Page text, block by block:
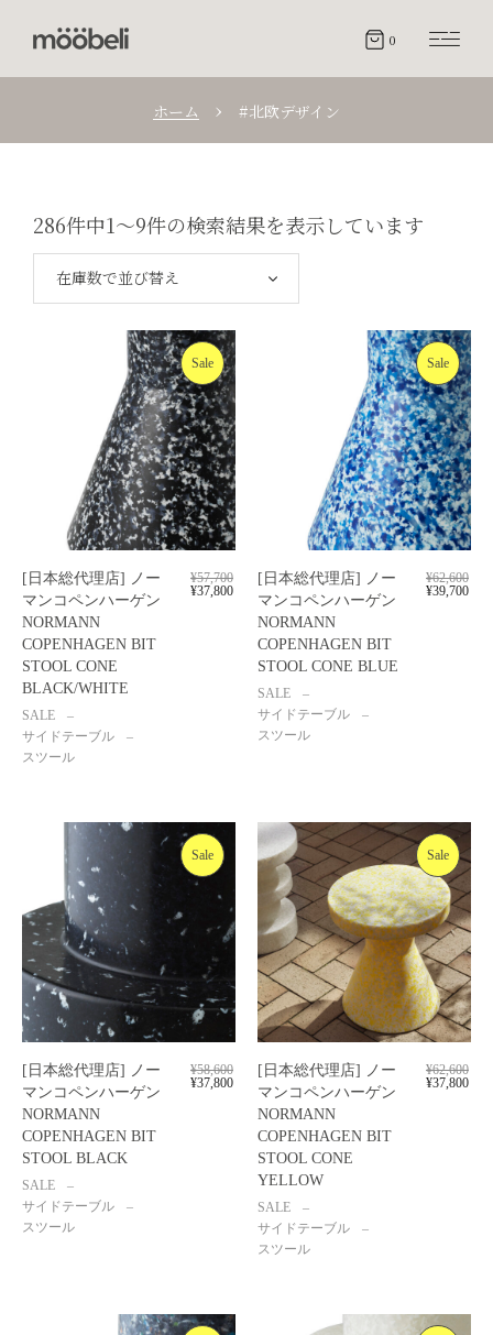
0
ホーム #北欧デザイン
286件中1～9件の検索結果を表示しています
在庫数で並び替え
Sale
[日本総代理店] ノー
マンコペンハーゲン
NORMANN
COPENHAGEN BIT
STOOL CONE
BLACK/WHITE
SALE
サイドテーブル
スツール
¥57,700
¥37,800
Sale
[日本総代理店] ノー
マンコペンハーゲン
NORMANN
COPENHAGEN BIT
STOOL CONE BLUE
SALE
サイドテーブル
スツール
¥62,600
¥39,700
Sale
[日本総代理店] ノー
マンコペンハーゲン
NORMANN
COPENHAGEN BIT
STOOL BLACK
SALE
サイドテーブル
スツール
¥58,600
¥37,800
Sale
[日本総代理店] ノー
マンコペンハーゲン
NORMANN
COPENHAGEN BIT
STOOL CONE
YELLOW
SALE
サイドテーブル
スツール
¥62,600
¥37,800